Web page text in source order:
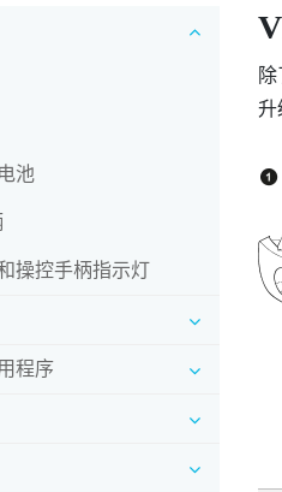
池
操控手柄指示灯
程序
除
升